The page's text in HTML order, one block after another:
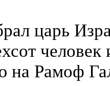
царь
на Рамоф